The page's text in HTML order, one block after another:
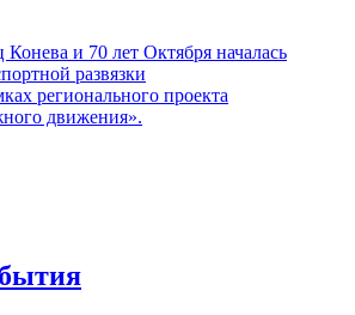
и 70 лет Октября началась
развязки
регионального проекта
движения».